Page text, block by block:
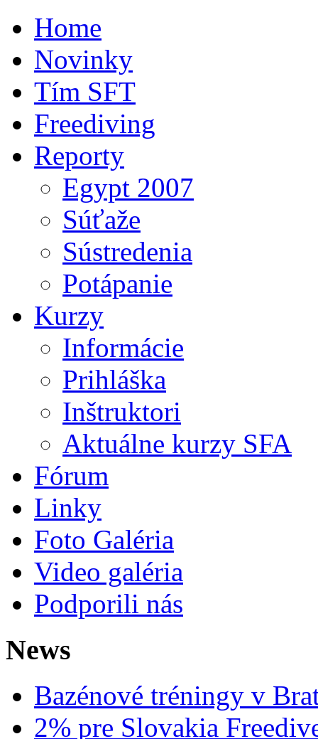
Home
Novinky
Tím SFT
Freediving
Reporty
Egypt 2007
Súťaže
Sústredenia
Potápanie
Kurzy
Informácie
Prihláška
Inštruktori
Aktuálne kurzy SFA
Fórum
Linky
Foto Galéria
Video galéria
Podporili nás
News
Bazénové tréningy v
2% pre Slovakia